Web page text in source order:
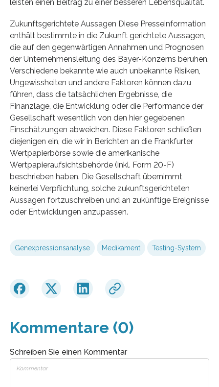
leisten einen Beitrag zu einer besseren Lebensqualität.
Zukunftsgerichtete Aussagen Diese Presseinformation
enthält bestimmte in die Zukunft gerichtete Aussagen,
die auf den gegenwärtigen Annahmen und Prognosen
der Unternehmensleitung des Bayer-Konzerns beruhen.
Verschiedene bekannte wie auch unbekannte Risiken,
Ungewissheiten und andere Faktoren können dazu
führen, dass die tatsächlichen Ergebnisse, die
Finanzlage, die Entwicklung oder die Performance der
Gesellschaft wesentlich von den hier gegebenen
Einschätzungen abweichen. Diese Faktoren schließen
diejenigen ein, die wir in Berichten an die Frankfurter
Wertpapierbörse sowie die amerikanische
Wertpapieraufsichtsbehörde (inkl. Form 20-F)
beschrieben haben. Die Gesellschaft übernimmt
keinerlei Verpflichtung, solche zukunftsgerichteten
Aussagen fortzuschreiben und an zukünftige Ereignisse
oder Entwicklungen anzupassen.
Genexpressionsanalyse Medikament Testing-System
Kommentare (0)
Schreiben Sie einen Kommentar